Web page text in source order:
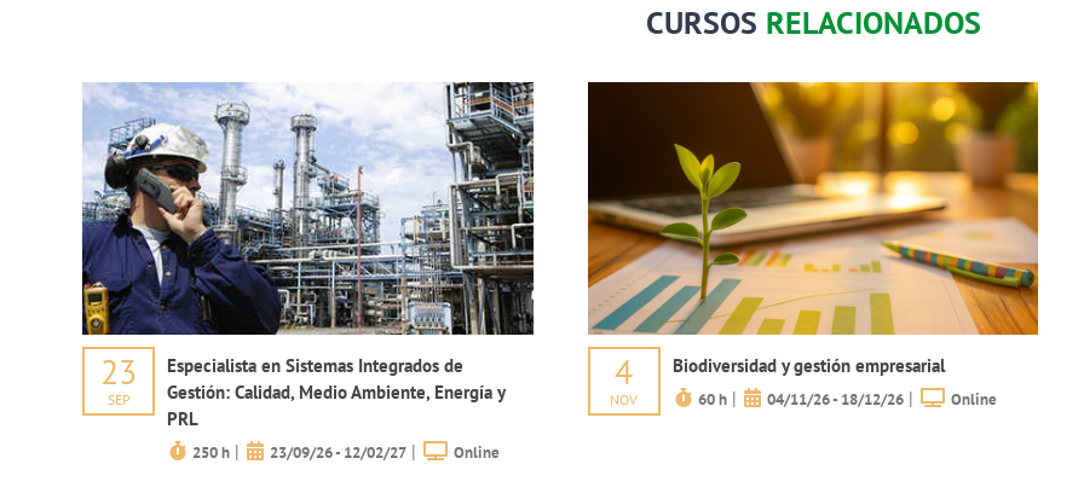
CURSOS RELACIONADOS
23
SEP
Especialista en Sistemas Integrados de
Gestión: Calidad, Medio Ambiente, Energía y
PRL
250 h | 23/09/26 - 12/02/27 | Online
4
NOV
Biodiversidad y gestión empresarial
60 h| 04/11/26 - 18/12/26| Online